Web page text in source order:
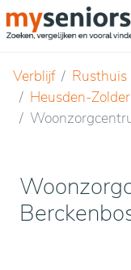
Verblijf Rusthuis
Heusden-Zolder